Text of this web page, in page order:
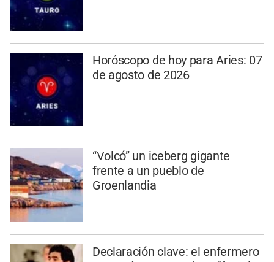
Horóscopo de hoy para Aries: 07
de agosto de 2026
“Volcó” un iceberg gigante
frente a un pueblo de
Groenlandia
Declaración clave: el enfermero